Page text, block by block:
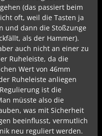
(das passiert beim
oft, weil die Tasten ja
und dann die Stoßzunge
als der Hammer).
auch nicht an einer zu
Ruheleiste, da die
Wert von 46mm
Ruheleiste anliegen
ist die
müsste also die
was mit Sicherheit
beeinflusst, vermutlich
neu reguliert werden.